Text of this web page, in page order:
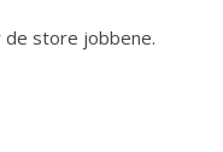
de store jobbene.